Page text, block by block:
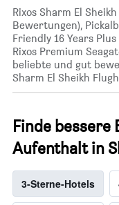
Rixos Sharm El
Bewertungen),
Friendly 16 Years
Rixos Premium
beliebte und gut
Sharm El Sheikh
Finde bessere
Aufenthalt in
3-Sterne-Hotels